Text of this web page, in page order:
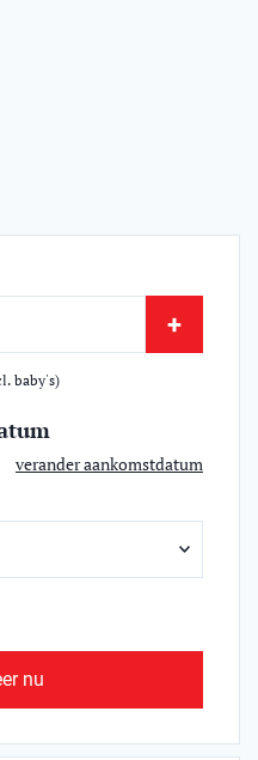
+
baby's)
verander aankomstdatum
nu